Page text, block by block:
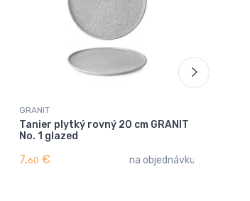
GRANIT
Tanier plytký rovný 20 cm GRANIT
No. 1 glazed
7,60 € na objednávku